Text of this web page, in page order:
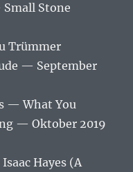
Stone
Trümmer
— September
— What You
— Oktober 2019
Hayes (A